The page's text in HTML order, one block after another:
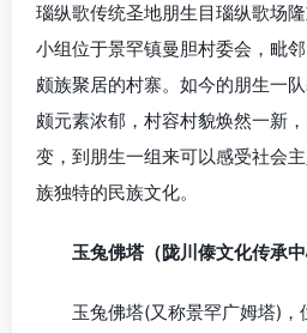
瑙纵歌传统圣地朋生目瑙纵歌场
小组位于景罕镇曼胆村委会，毗
颇族聚居的村寨。如今的朋生一
颇元素浓郁，村容村貌焕然一新
变，到朋生一组来可以感受社会
族独特的民族文化。
玉兔佛塔（陇川傣文化传承中
玉兔佛塔(又称景罕广姆塔)，